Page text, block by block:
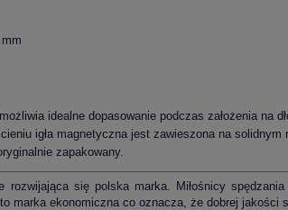
idealne dopasowanie podczas założenia na
igła magnetyczna jest zawieszona na solidnym
zapakowany.
rozwijająca się polska marka. Miłośnicy
marka ekonomiczna co oznacza, że dobrej